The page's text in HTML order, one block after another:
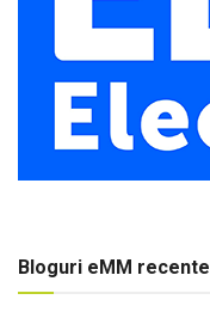
Bloguri eMM recente